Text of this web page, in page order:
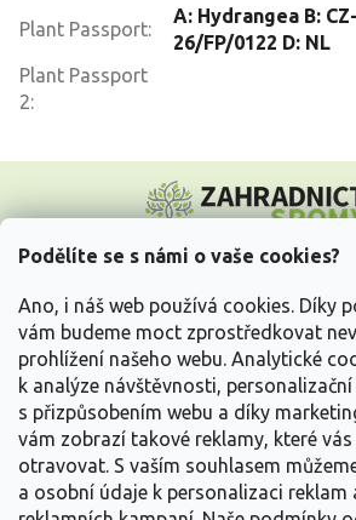
Podělíte se s námi o vaše cookies?
Ano, i náš web používá cookies. Díky
vám budeme moct zprostředkovat
prohlížení našeho webu. Analytické
k analýze návštěvnosti,
s přizpůsobením webu a díky
vám zobrazí takové reklamy, které
otravovat. S vaším souhlasem
a osobní údaje k personalizaci reklam
Plant Passport:
A: Hydrangea B:
26/FP/0122 D: NL
Plant Passport
2:
p
Vše o nákupu
Informace pro Vás
Kontakujte nás